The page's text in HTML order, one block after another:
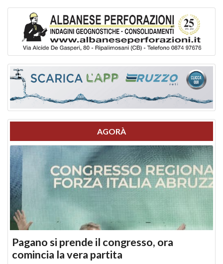
AGORÀ
Pagano si prende il congresso, ora
comincia la vera partita